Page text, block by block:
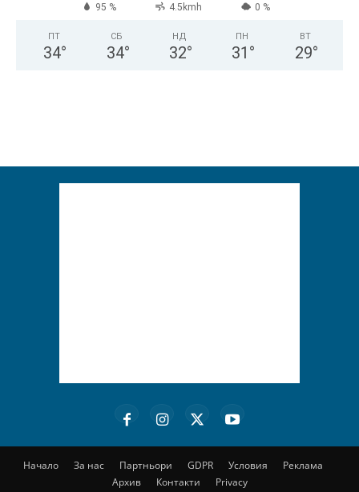
95 % 4.5kmh 0 %
ПТ
34°
СБ
34°
НД
32°
ПН
31 °
ВТ
29°
Начало За нас Партньори GDPR Условия
Реклама
Архив
Контакти Privacy